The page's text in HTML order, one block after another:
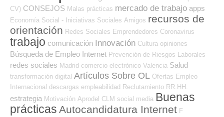
CV) CONSEJOS Malas prácticas mercado de trabajo apps
Economía Social - Iniciativas Sociales Amigos recursos de
orientación Redes Sociales Emprendedores Coronavirus
trabajo comunicación Innovación Cultura opiniones
Búsqueda de Empleo Internet Prevención de Riesgos Laborales
redes sociales Madrid comercio electrónico Valencia Salud
transformación digital Artículos Sobre OL Ofertas Empleo
Internacional descargas empleabilidad Reclutamiento RR.HH.
estrategia Motivación Aprodel CLM social media Buenas
prácticas Autocandidatura Internet F